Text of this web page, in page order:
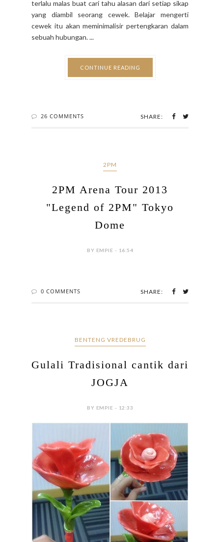
terlalu malas buat cari tahu alasan dari setiap sikap
yang diambil seorang cewek. Belajar mengerti
cewek itu akan meminimalisir pertengkaran dalam
sebuah hubungan. ...
CONTINUE READING
26 COMMENTS SHARE:
2PM
2PM Arena Tour 2013
"Legend of 2PM" Tokyo
Dome
BY EMPIE - 16:54
0 COMMENTS SHARE:
BENTENG VREDEBRUG
Gulali Tradisional cantik dari
JOGJA
BY EMPIE - 12:33